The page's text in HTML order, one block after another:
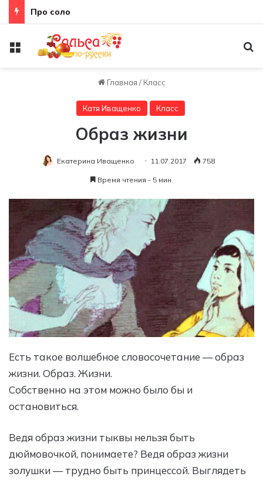
Про соло
Меню
Главная / Класс
Катя Иващенко Класс
Образ жизни
Екатерина Иващенко 11.07.2017 758
Время чтения - 5 мин.
Есть такое волшебное словосочетание — образ
жизни. Образ. Жизни.
Собственно на этом можно было бы и
остановиться.
Ведя образ жизни тыквы нельзя быть
дюймовочкой, понимаете? Ведя образ жизни
золушки — трудно быть принцессой. Выглядеть